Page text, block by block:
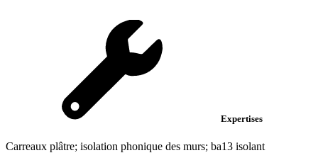
Expertises
Carreaux plâtre; isolation phonique des murs; ba13 isolant